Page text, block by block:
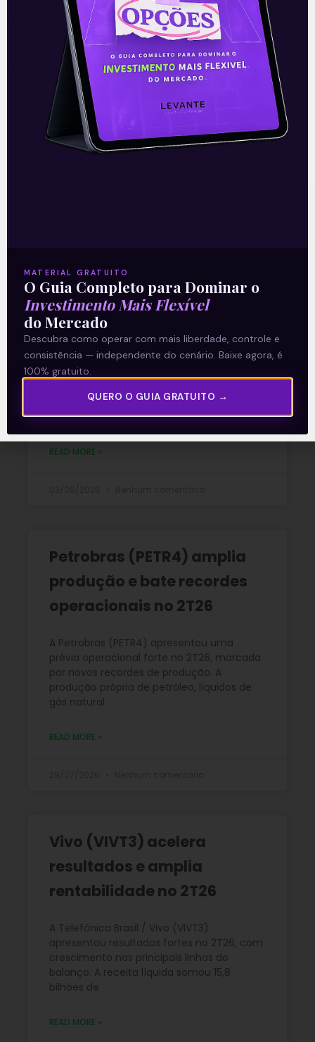
Acompanhe nossas Redes Sociais!
O conteúdo foi útil para você? Compartilhe!
você
Multiplan (MULT3) combina
crescimento operacional e
2T26
READ MORE »
Petrobras (PETR4) amplia
produção e bate recordes
operacionais no 2T26
A Petrobras (PETR4) apresentou uma
prévia operacional forte no 2T26, marcada
por novos recordes de produção. A
produção própria de petróleo, líquidos de
gás natural
READ MORE »
Vivo (VIVT3) acelera
resultados e amplia
rentabilidade no 2T26
A Telefônica Brasil / Vivo (VIVT3)
apresentou resultados fortes no 2T26, com
crescimento nas principais linhas do
balanço. A receita líquida somou 15,8
bilhões de
READ MORE »
MATERIAL GRATUITO
O Guia Completo para Dominar o
Investimento Mais Flexível
do Mercado
Descubra como operar com mais liberdade, controle e
consistência — independente do cenário. Baixe agora, é
100% gratuito.
QUERO O GUIA GRATUITO →